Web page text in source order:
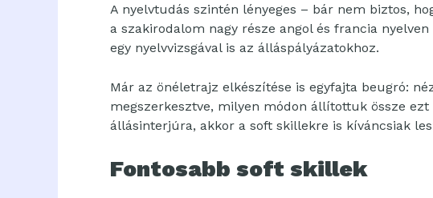
A nyelvtudás szintén lényeges – bár nem biztos,
a szakirodalom nagy része angol és francia
egy nyelvvizsgával is az álláspályázatokhoz.
Már az önéletrajz elkészítése is egyfajta beugró:
megszerkesztve, milyen módon állítottuk össze
állásinterjúra, akkor a soft skillekre is kíváncsiak
Fontosabb soft skillek